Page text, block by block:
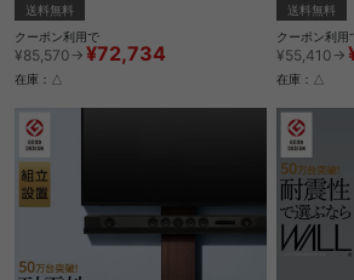
送料無料
クーポン利用で
¥85,570→ ¥72,734
在庫：△
送料無料
クーポン利用
¥55,410→
在庫：△